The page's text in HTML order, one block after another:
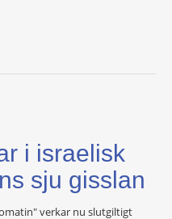
i israelisk
sju gisslan
verkar nu slutgiltigt